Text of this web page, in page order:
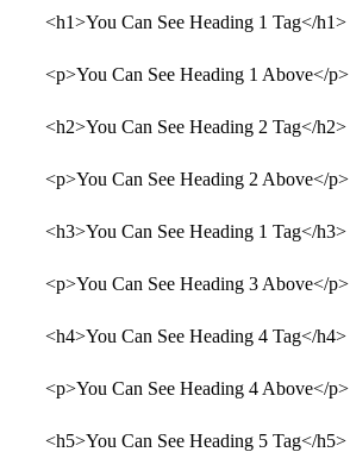
<h1>You Can See Heading 1 Tag</h1>
<p>You Can See Heading 1 Above</p>
<h2>You Can See Heading 2 Tag</h2>
<p>You Can See Heading 2 Above</p>
<h3>You Can See Heading 1 Tag</h3>
<p>You Can See Heading 3 Above</p>
<h4>You Can See Heading 4 Tag</h4>
<p>You Can See Heading 4 Above</p>
<h5>You Can See Heading 5 Tag</h5>